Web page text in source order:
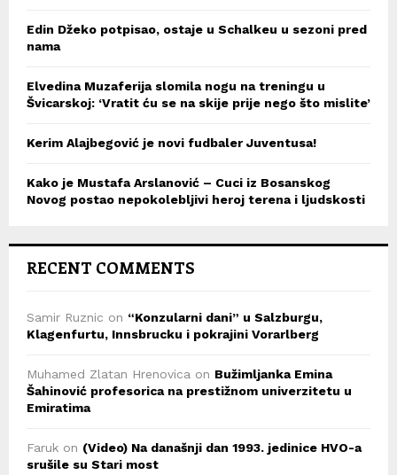
Edin Džeko potpisao, ostaje u Schalkeu u sezoni pred
nama
Elvedina Muzaferija slomila nogu na treningu u
Švicarskoj: ‘Vratit ću se na skije prije nego što mislite’
Kerim Alajbegović je novi fudbaler Juventusa!
Kako je Mustafa Arslanović – Cuci iz Bosanskog
Novog postao nepokolebljivi heroj terena i ljudskosti
RECENT COMMENTS
Samir Ruznic on “Konzularni dani” u Salzburgu,
Klagenfurtu, Innsbrucku i pokrajini Vorarlberg
Muhamed Zlatan Hrenovica on Bužimljanka Emina
Šahinović profesorica na prestižnom univerzitetu u
Emiratima
Faruk on (Video) Na današnji dan 1993. jedinice HVO-a
srušile su Stari most